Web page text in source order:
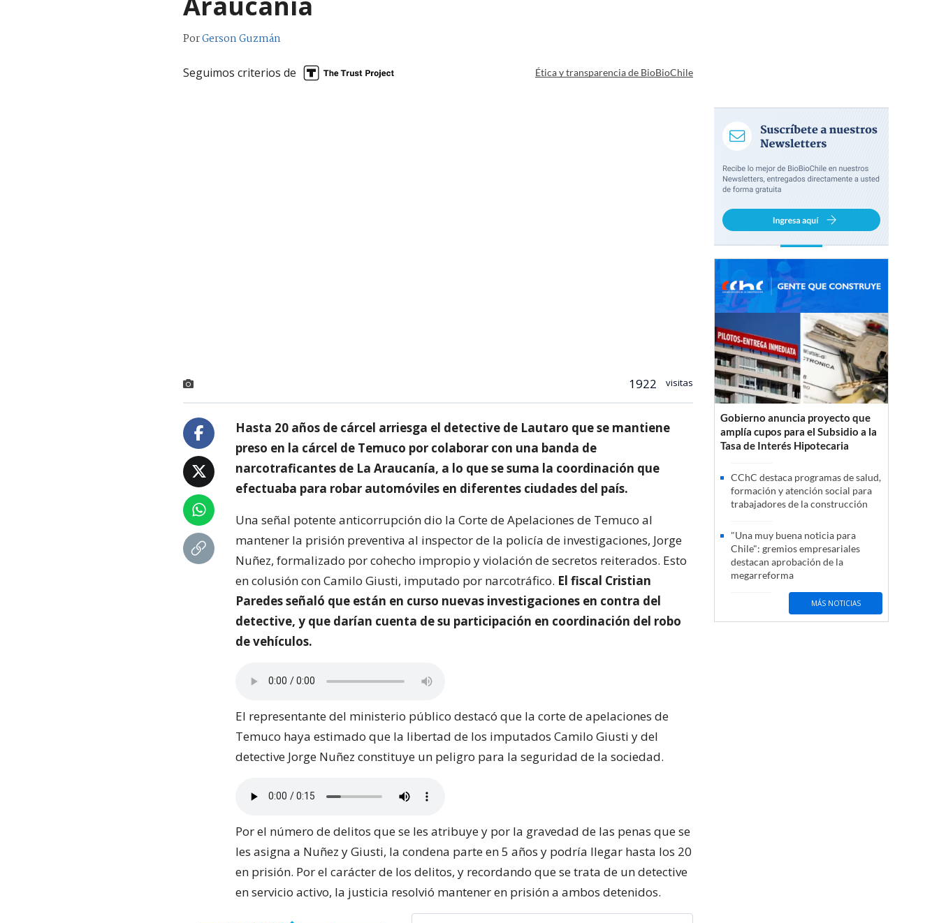
PorGerson Guzmán
Seguimos criterios de Ética y transparencia de BioBioChile
1922 visitas
Hasta 20 años de cárcel arriesga el detective de Lautaro que se mantiene
preso en la cárcel de Temuco por colaborar con una banda de
narcotraficantes de La Araucanía, a lo que se suma la coordinación que
efectuaba para robar automóviles en diferentes ciudades del país.
Una señal potente anticorrupción dio la Corte de Apelaciones de Temuco al
mantener la prisión preventiva al inspector de la policía de investigaciones, Jorge
Nuñez, formalizado por cohecho impropio y violación de secretos reiterados. Esto
en colusión con Camilo Giusti, imputado por narcotráfico. El fiscal Cristian
Paredes señaló que están en curso nuevas investigaciones en contra del
detective, y que darían cuenta de su participación en coordinación del robo
de vehículos.
El representante del ministerio público destacó que la corte de apelaciones de
Temuco haya estimado que la libertad de los imputados Camilo Giusti y del
detective Jorge Nuñez constituye un peligro para la seguridad de la sociedad.
Por el número de delitos que se les atribuye y por la gravedad de las penas que se
les asigna a Nuñez y Giusti, la condena parte en 5 años y podría llegar hasta los 20
en prisión. Por el carácter de los delitos, y recordando que se trata de un detective
en servicio activo, la justicia resolvió mantener en prisión a ambos detenidos.
Gobierno anuncia proyecto que
amplía cupos para el Subsidio a la
Tasa de Interés Hipotecaria
CChC destaca programas de salud,
formación y atención social para
trabajadores de la construcción
"Una muy buena noticia para
Chile": gremios empresariales
destacan aprobación de la
megarreforma
MÁS NOTICIAS